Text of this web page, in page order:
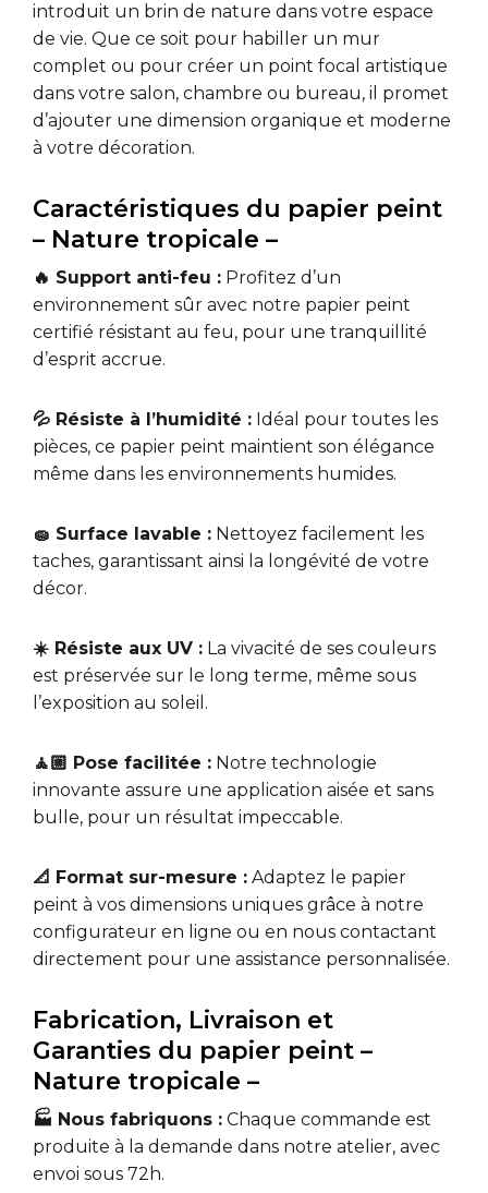
introduit un brin de nature dans votre espace
de vie. Que ce soit pour habiller un mur
complet ou pour créer un point focal artistique
dans votre salon, chambre ou bureau, il promet
d’ajouter une dimension organique et moderne
à votre décoration.
Caractéristiques du papier peint
– Nature tropicale –
🔥 Support anti-feu : Profitez d’un
environnement sûr avec notre papier peint
certifié résistant au feu, pour une tranquillité
d’esprit accrue.
💦 Résiste à l’humidité : Idéal pour toutes les
pièces, ce papier peint maintient son élégance
même dans les environnements humides.
🧽 Surface lavable : Nettoyez facilement les
taches, garantissant ainsi la longévité de votre
décor.
☀️ Résiste aux UV : La vivacité de ses couleurs
est préservée sur le long terme, même sous
l’exposition au soleil.
🧘🏼 Pose facilitée : Notre technologie
innovante assure une application aisée et sans
bulle, pour un résultat impeccable.
📐 Format sur-mesure : Adaptez le papier
peint à vos dimensions uniques grâce à notre
configurateur en ligne ou en nous contactant
directement pour une assistance personnalisée.
Fabrication, Livraison et
Garanties du papier peint –
Nature tropicale –
🏭 Nous fabriquons : Chaque commande est
produite à la demande dans notre atelier, avec
envoi sous 72h.